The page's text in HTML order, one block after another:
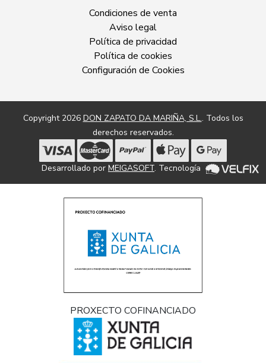
Condiciones de venta
Aviso legal
Política de privacidad
Política de cookies
Configuración de Cookies
Copyright 2026 DON ZAPATO DA MARIÑA, S.L.. Todos los
derechos reservados.
Desarrollado por MEIGASOFT. Tecnología
PROXECTO COFINANCIADO